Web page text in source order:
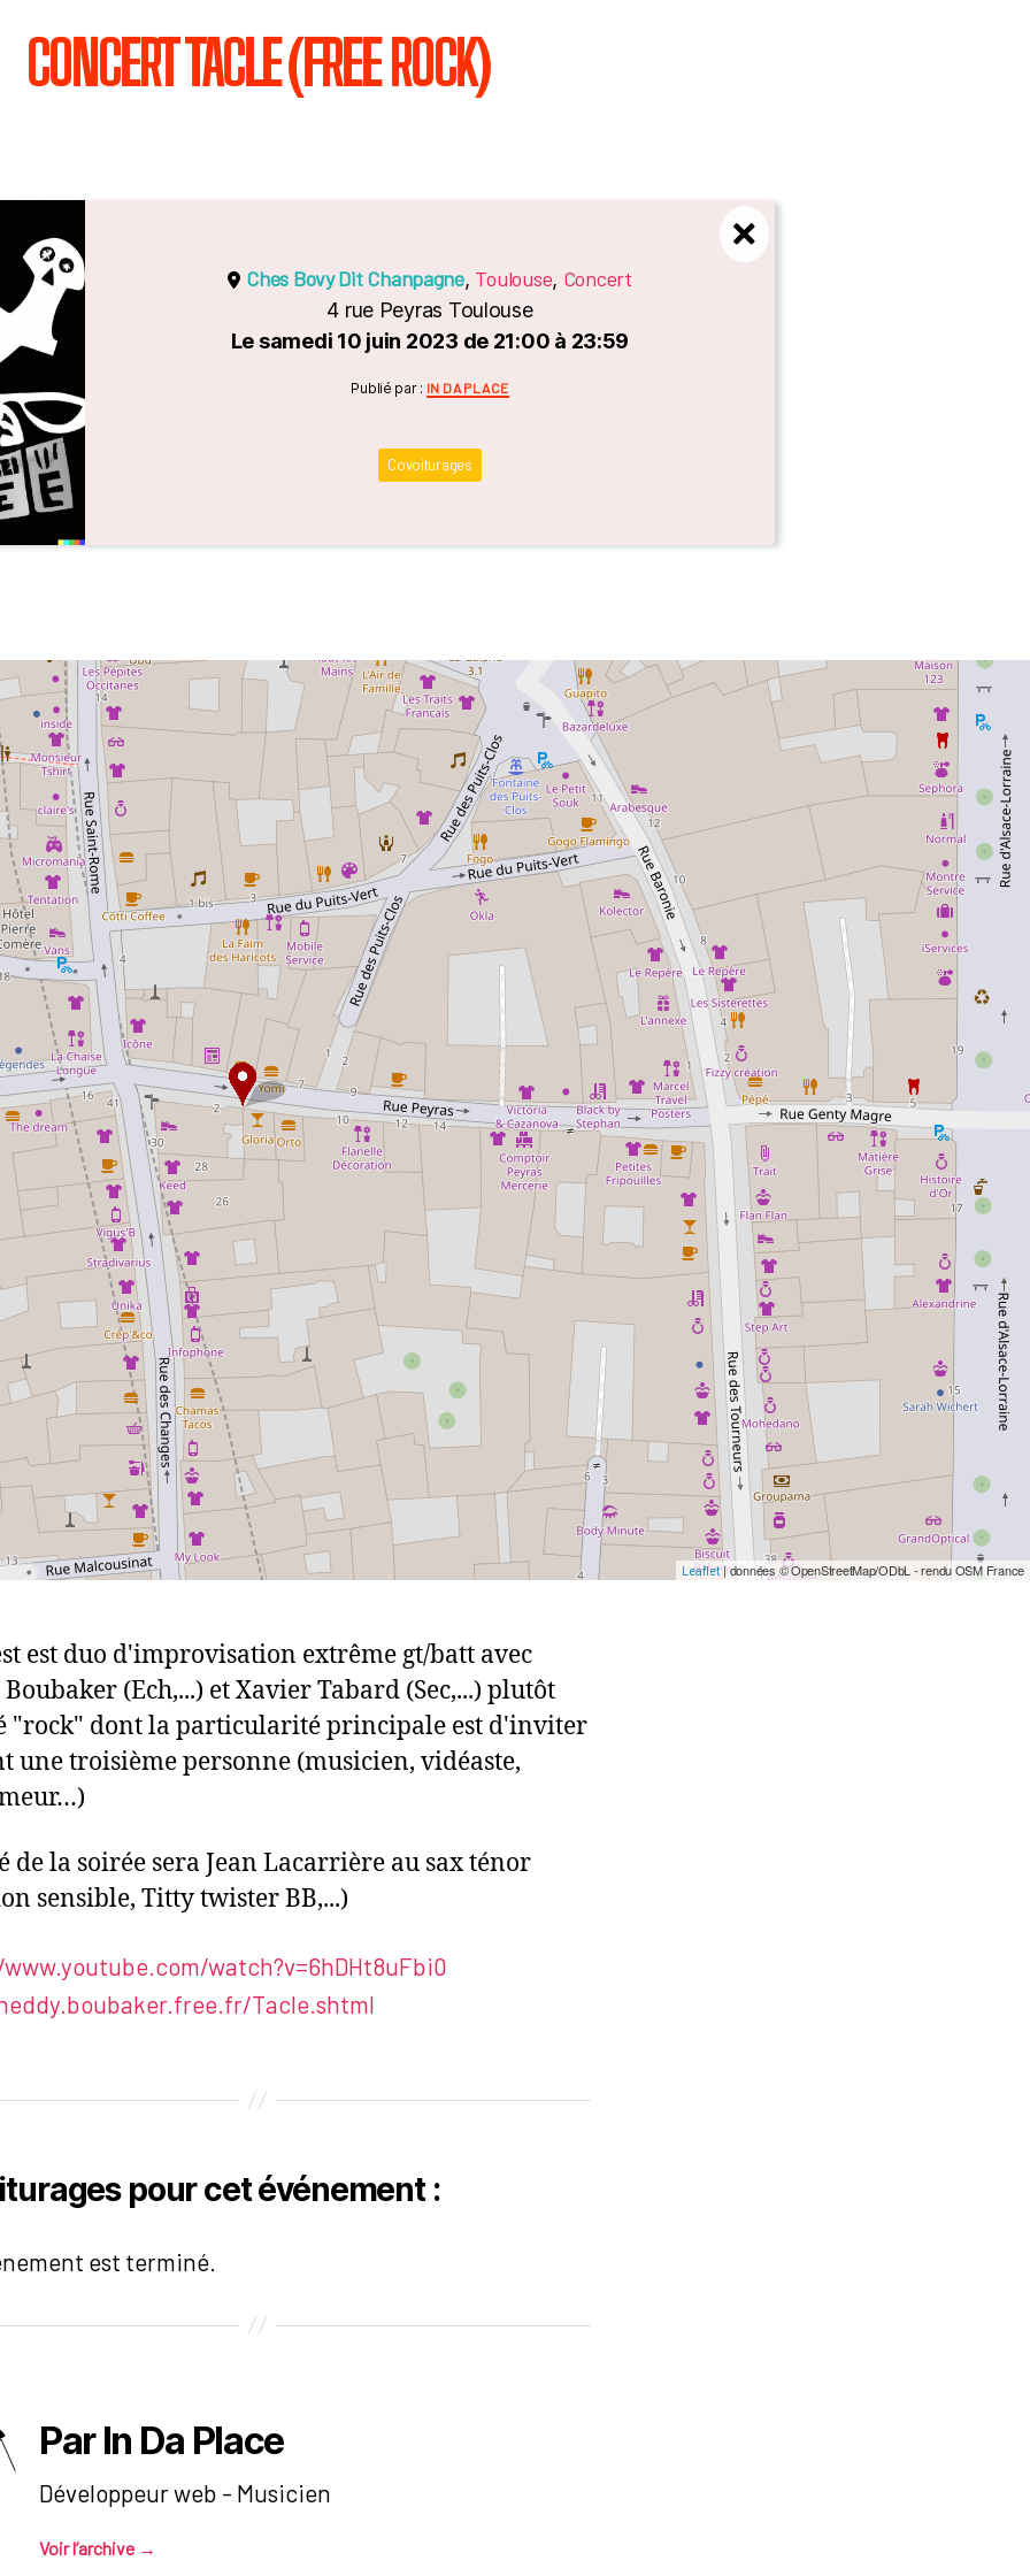
CONCERT TACLE (FREE ROCK)
Ches Bovy Dit Chanpagne, Toulouse, Concert
4 rue Peyras Toulouse
Le samedi 10 juin 2023 de 21:00 à 23:59
Catégories
Publié par : IN DA PLACE
Covoiturages
Leaflet| données © OpenStreetMap/ODbL - rendu OSM France
est duo d'improvisation extrême gt/batt avec
(Ech,...) et Xavier Tabard (Sec,...) plutôt
"rock" dont la particularité principale est d'inviter
une troisième personne (musicien, vidéaste,
de la soirée sera Jean Lacarrière au sax ténor
sensible, Titty twister BB,...)
watch?v=6hDHt8uFbi0
Tacle.shtml
pour cet événement :
est terminé.
Par In Da Place
Développeur web - Musicien
Voir l’archive →